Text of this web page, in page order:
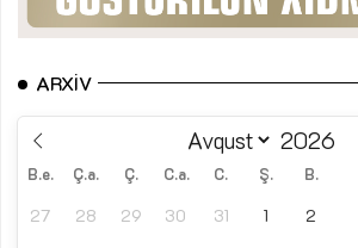
ARXIV
B.e. Ç.a. Ç. C.a. C. Ş. B.
27 28 29 30 31 1 2